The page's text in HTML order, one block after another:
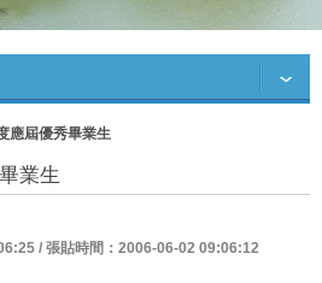
應屆優秀畢業生
業生
/ 張貼時間：2006-06-02 09:06:12